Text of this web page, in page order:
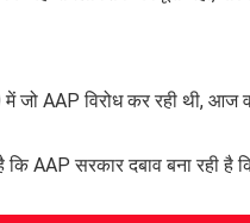
जो AAP विरोध कर रही थी, आज
कि AAP सरकार दबाव बना रही